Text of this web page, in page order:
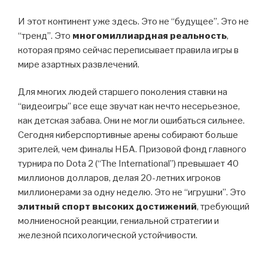
И этот континент уже здесь. Это не “будущее”. Это не
“тренд”. Это многомиллиардная реальность,
которая прямо сейчас переписывает правила игры в
мире азартных развлечений.
Для многих людей старшего поколения ставки на
“видеоигры” все еще звучат как нечто несерьезное,
как детская забава. Они не могли ошибаться сильнее.
Сегодня киберспортивные арены собирают больше
зрителей, чем финалы НБА. Призовой фонд главного
турнира по Dota 2 (“The International”) превышает 40
миллионов долларов, делая 20-летних игроков
миллионерами за одну неделю. Это не “игрушки”. Это
элитный спорт высоких достижений, требующий
молниеносной реакции, гениальной стратегии и
железной психологической устойчивости.